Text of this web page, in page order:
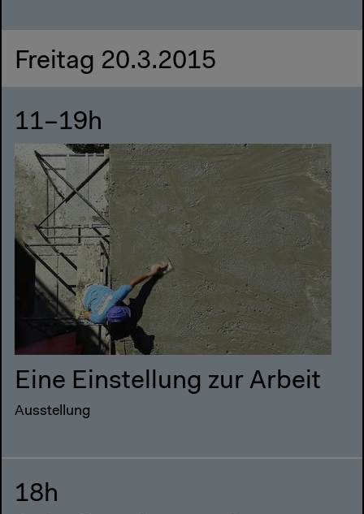
Freitag 20.3.2015
11–19h
Eine Einstellung zur Arbeit
Ausstellung
18h